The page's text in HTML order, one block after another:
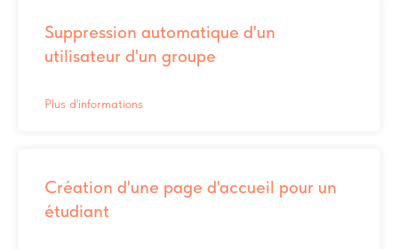
Suppression automatique d'un
utilisateur d'un groupe
Plus d'informations
Création d'une page d'accueil pour un
étudiant